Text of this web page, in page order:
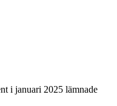
i januari 2025 lämnade